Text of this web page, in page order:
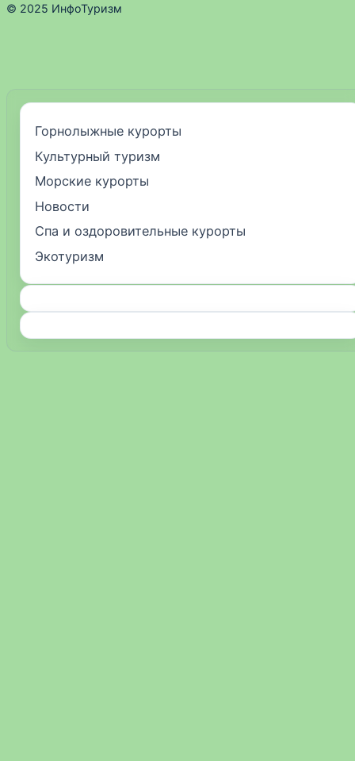
© 2025 ИнфоТуризм
Горнолыжные курорты
Культурный туризм
Морские курорты
Новости
Спа и оздоровительные курорты
Экотуризм